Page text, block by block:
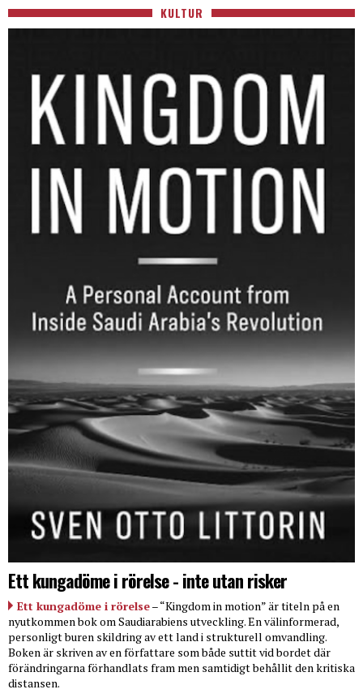
KULTUR
Ett kungadöme i rörelse - inte utan risker
Ett kungadöme i rörelse– “Kingdom in motion” är titeln på en
nyutkommen bok om Saudiarabiens utveckling. En välinformerad,
personligt buren skildring av ett land i strukturell omvandling.
Boken är skriven av en författare som både suttit vid bordet där
förändringarna förhandlats fram men samtidigt behållit den kritiska
distansen.